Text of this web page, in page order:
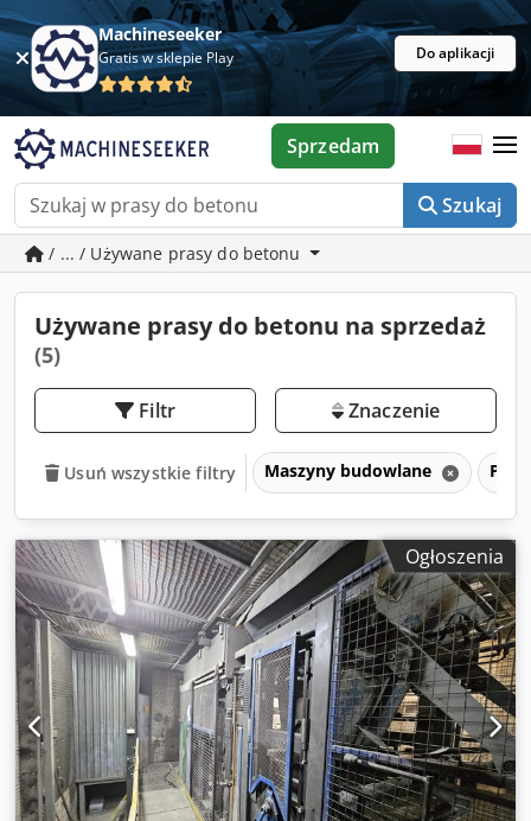
Machineseeker
Gratis w sklepie Play Do aplikacji
Szukaj
Sprzedam
/ ... / Używane prasy do betonu
Używane prasy do betonu na sprzedaż
(5)
Filtr Znaczenie
Usuń wszystkie filtry Maszyny budowlane
Ogłoszenia